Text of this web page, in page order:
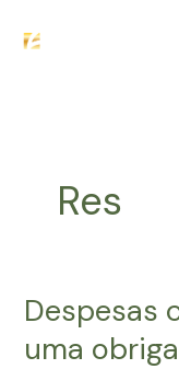
para
Res
Despesas
uma